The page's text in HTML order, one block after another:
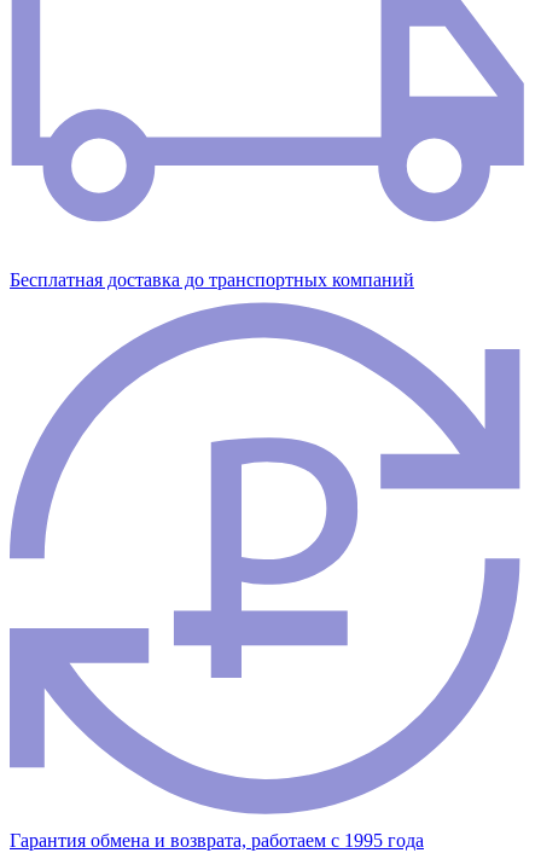
Бесплатная доставка до транспортных компаний
Гарантия обмена и возврата, работаем с 1995 года